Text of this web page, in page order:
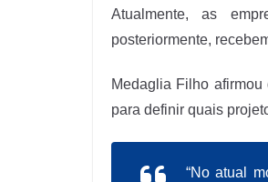
Atualmente, as
posteriormente,
Medaglia Filho
para definir quais
“No atual